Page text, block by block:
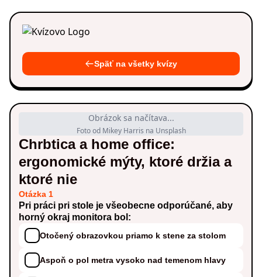
Späť na všetky kvízy
Obrázok sa načítava...
Foto od Mikey Harris na Unsplash
Chrbtica a home office:
ergonomické mýty, ktoré držia a
ktoré nie
Otázka 1
Pri práci pri stole je všeobecne odporúčané, aby
horný okraj monitora bol:
Otočený obrazovkou priamo k stene za stolom
Aspoň o pol metra vysoko nad temenom hlavy